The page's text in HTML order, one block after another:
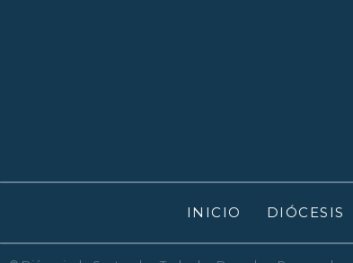
INICIO DIÓCESIS